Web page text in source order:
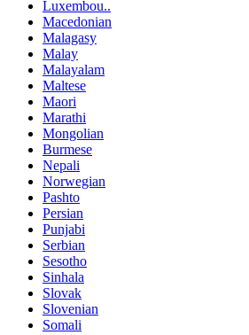
Luxembou..
Macedonian
Malagasy
Malay
Malayalam
Maltese
Maori
Marathi
Mongolian
Burmese
Nepali
Norwegian
Pashto
Persian
Punjabi
Serbian
Sesotho
Sinhala
Slovak
Slovenian
Somali